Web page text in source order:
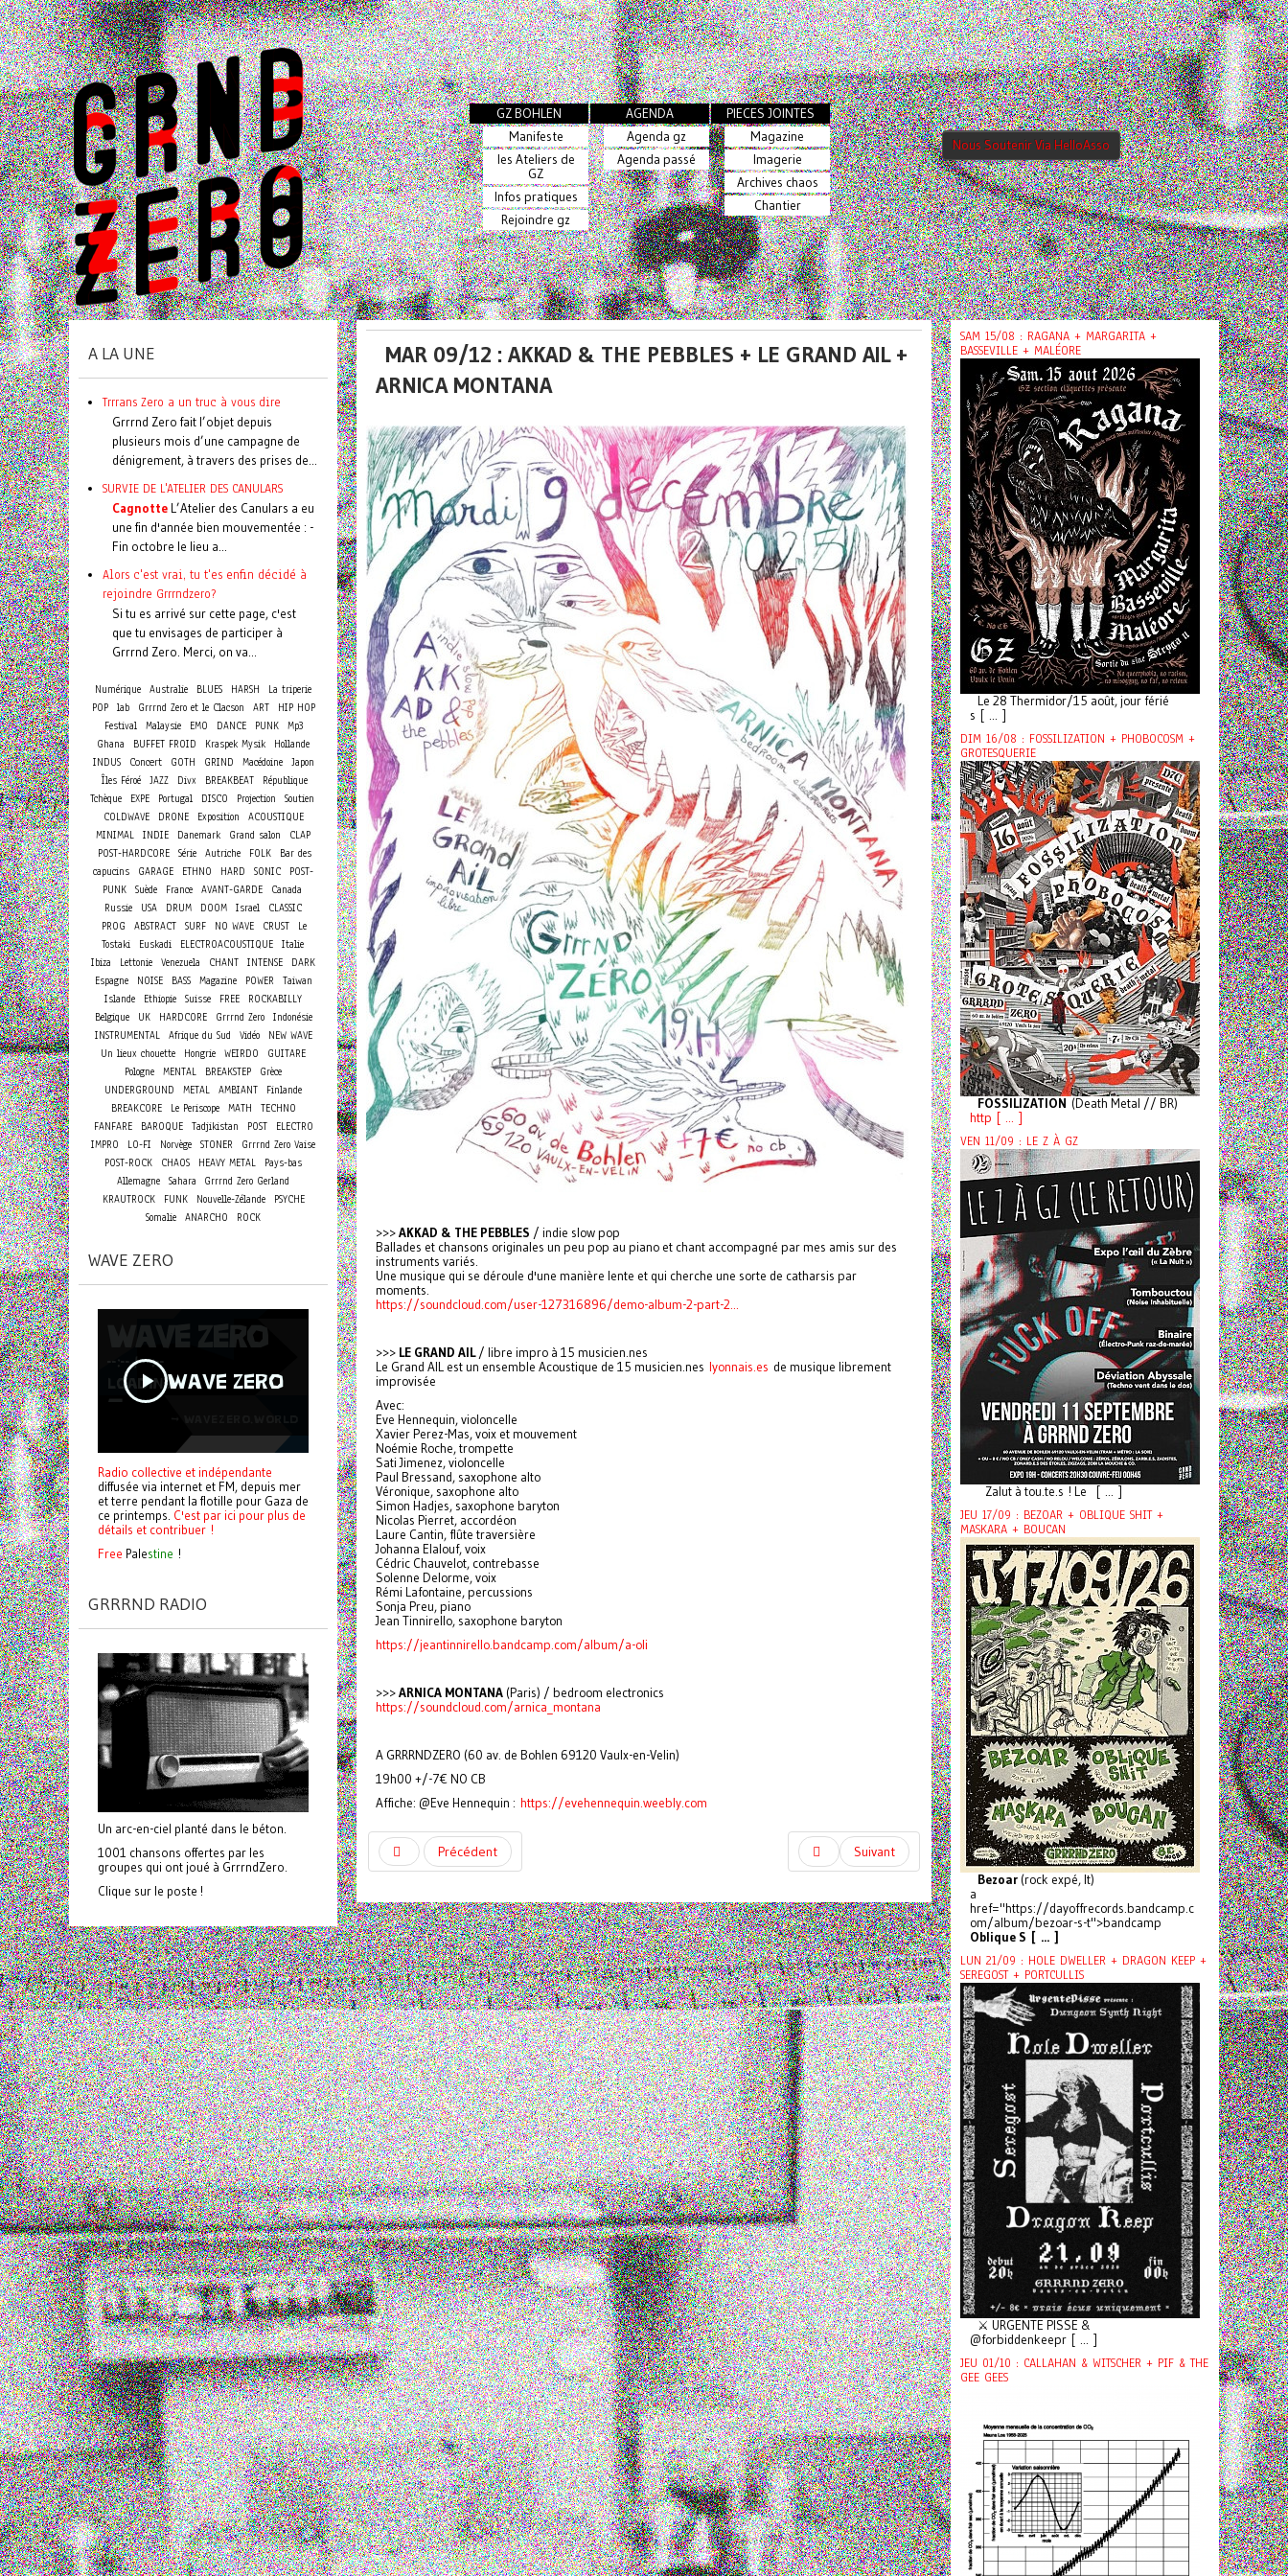
GZ BOHLEN
Manifeste
les Ateliers de
GZ
Infos pratiques
Rejoindre gz
AGENDA
Agenda gz
Agenda passé
PIECES JOINTES
Magazine
Imagerie
Archives chaos
Chantier
Nous Soutenir Via HelloAsso
MAR 09/12 : AKKAD & THE PEBBLES + LE GRAND AIL +
ARNICA MONTANA
>>>AKKAD & THE PEBBLES / indie slow pop
Ballades et chansons originales un peu pop au piano et chant accompagné par mes amis sur des
instruments variés.
Une musique qui se déroule d'une manière lente et qui cherche une sorte de catharsis par
moments.
https://soundcloud.com/user-127316896/demo-album-2-part-2...
>>> LE GRAND AIL/ libre impro à 15 musicien.nes
Le Grand AIL est un ensemble Acoustique de 15 musicien.nes lyonnais.es de musique librement
improvisée
Avec:
Eve Hennequin, violoncelle
Xavier Perez-Mas, voix et mouvement
Noémie Roche, trompette
Sati Jimenez, violoncelle
Paul Bressand, saxophone alto
Véronique, saxophone alto
Simon Hadjes, saxophone baryton
Nicolas Pierret, accordéon
Laure Cantin, flûte traversière
Johanna Elalouf, voix
Cédric Chauvelot, contrebasse
Solenne Delorme, voix
Rémi Lafontaine, percussions
Sonja Preu, piano
Jean Tinnirello, saxophone baryton
https://jeantinnirello.bandcamp.com/album/a-oli
>>>ARNICA MONTANA (Paris) / bedroom electronics
https://soundcloud.com/arnica_montana
A GRRRNDZERO (60 av. de Bohlen 69120 Vaulx-en-Velin)
19h00 +/-7€ NO CB
Affiche: @Eve Hennequin : https://evehennequin.weebly.com
Précédent Suivant
A LA UNE
Trrrans Zero a un truc à vous dire
Grrrnd Zero fait l’objet depuis
plusieurs mois d’une campagne de
dénigrement, à travers des prises de...
SURVIE DE L'ATELIER DES CANULARS
Cagnotte L’Atelier des Canulars a eu
une fin d'année bien mouvementée : -
Fin octobre le lieu a...
Alors c'est vrai, tu t'es enfin décidé à
rejoindre Grrrndzero?
Si tu es arrivé sur cette page, c'est
que tu envisages de participer à
Grrrnd Zero. Merci, on va...
Numérique Australie BLUES HARSH
La triperie
POP
lab Grrrnd Zero et le Clacson ART
HIP HOP
Festival
Malaysie EMO DANCE PUNK
Mp3
Ghana
BUFFET FROID Kraspek Mysik
Hollande
INDUS
Concert GOTH GRIND Macédoine
Japon
Îles Féroé
JAZZ Divx BREAKBEAT
République
Tchèque
EXPE Portugal DISCO Projection
Soutien
COLDWAVE
DRONE Exposition
ACOUSTIQUE
MINIMAL INDIE Danemark Grand salon
CLAP
POST-HARDCORE
Série Autriche FOLK
Bar des
capucins
GARAGE ETHNO HARD SONIC
POST-
PUNK Suède France AVANT-GARDE
Canada
Russie
USA DRUM DOOM Israel
CLASSIC
PROG
ABSTRACT SURF NO WAVE CRUST
Le
Tostaki
Euskadi ELECTROACOUSTIQUE
Italie
Ibiza
Lettonie Venezuela CHANT INTENSE
DARK
Espagne
NOISE BASS Magazine POWER
Taiwan
Islande
Ethiopie Suisse FREE
ROCKABILLY
Belgique
UK HARDCORE Grrrnd Zero
Indonésie
INSTRUMENTAL
Afrique du Sud Vidéo
NEW WAVE
Un lieux chouette
Hongrie WEIRDO
GUITARE
Pologne MENTAL BREAKSTEP
Grèce
UNDERGROUND
METAL AMBIANT
Finlande
BREAKCORE
Le Periscope MATH
TECHNO
FANFARE
BAROQUE Tadjikistan POST
ELECTRO
IMPRO
LO-FI Norvège STONER
Grrrnd Zero Vaise
POST-ROCK
CHAOS HEAVY METAL
Pays-bas
Allemagne Sahara
Grrrnd Zero Gerland
KRAUTROCK
FUNK Nouvelle-Zélande
PSYCHE
Somalie ANARCHO ROCK
WAVE ZERO
Radio collective et indépendante
diffusée via internet et FM, depuis mer
et terre pendant la flotille pour Gaza de
ce printemps. C'est par ici pour plus de
détails et contribuer !
Free Palestine !
GRRRND RADIO
Un arc-en-ciel planté dans le béton.
1001 chansons offertes par les
groupes qui ont joué à GrrrndZero.
Clique sur le poste !
SAM 15/08 : RAGANA + MARGARITA +
BASSEVILLE + MALÉORE
Le 28 Thermidor/15 août, jour férié
s [ ... ]
DIM 16/08 : FOSSILIZATION + PHOBOCOSM +
GROTESQUERIE
FOSSILIZATION (Death Metal // BR)
http [ ... ]
VEN 11/09 : LE Z À GZ
Zalut à tou.te.s ! Le [ ... ]
JEU 17/09 : BEZOAR + OBLIQUE SHIT +
MASKARA + BOUCAN
Bezoar (rock expé, It)
a
href="https://dayoffrecords.bandcamp.c
om/album/bezoar-s-t">bandcamp
Oblique S [ ... ]
LUN 21/09 : HOLE DWELLER + DRAGON KEEP +
SEREGOST + PORTCULLIS
⚔️ URGENTE PISSE &
@forbiddenkeepr [ ... ]
JEU 01/10 : CALLAHAN & WITSCHER + PIF & THE
GEE GEES